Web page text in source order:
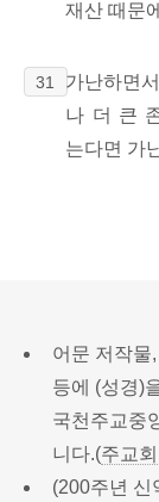
재산 때문
31
가난하면
나 더 큰
는다면 가
어문 저작물
등에 (성경)
국천주교중
니다.(주교
(200주년 신